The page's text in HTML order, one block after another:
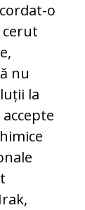
o
nu
la
accepte